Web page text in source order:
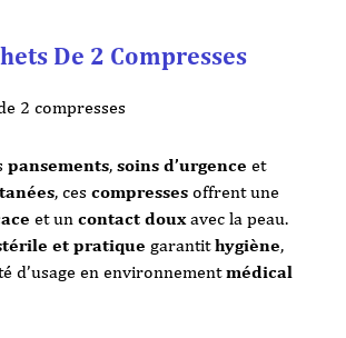
De 2 Compresses
2 compresses
pansements, soins d’urgence et
, ces compresses offrent une
et un contact douxavec la peau.
et pratique garantithygiène,
d’usage en environnementmédical